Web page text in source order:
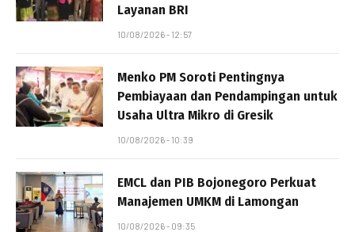
Layanan BRI
10/08/2026 - 12:57
Menko PM Soroti Pentingnya
Pembiayaan dan Pendampingan untuk
Usaha Ultra Mikro di Gresik
10/08/2026 - 10:39
EMCL dan PIB Bojonegoro Perkuat
Manajemen UMKM di Lamongan
10/08/2026 - 09:35